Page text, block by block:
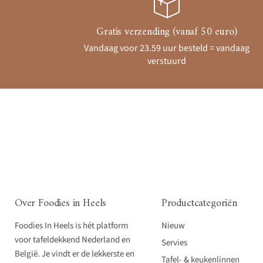
Gratis verzending (vanaf 50 euro)
Vandaag voor 23.59 uur besteld = vandaag
verstuurd
Over Foodies in Heels
Foodies In Heels is hét platform
voor tafeldekkend Nederland en
België. Je vindt er de lekkerste en
Productcategoriën
Nieuw
Servies
Tafel- & keukenlinnen